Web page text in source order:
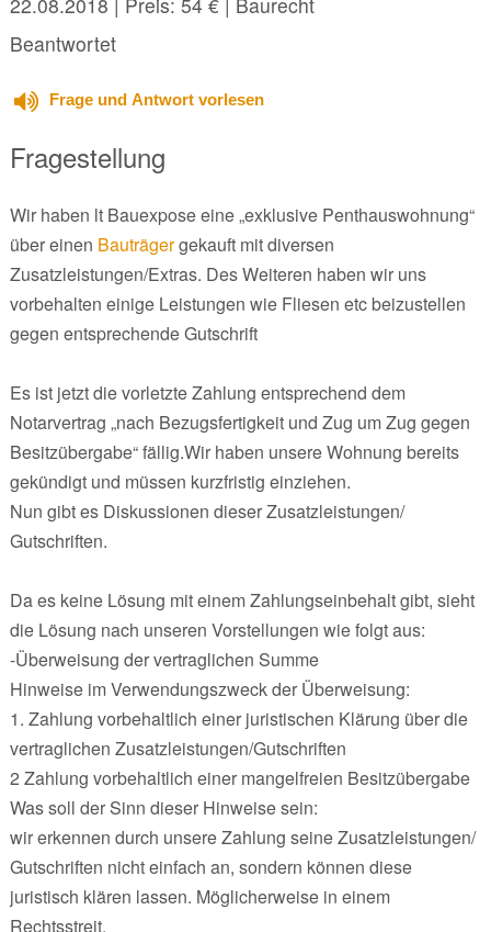
Beantwortet
Frage und Antwort vorlesen
Fragestellung
Wir haben lt Bauexpose eine „exklusive Penthauswohnung“
über einen Bauträgergekauft mit diversen
Zusatzleistungen/Extras. Des Weiteren haben wir uns
vorbehalten einige Leistungen wie Fliesen etc beizustellen
gegen entsprechende Gutschrift
Es ist jetzt die vorletzte Zahlung entsprechend dem
Notarvertrag „nach Bezugsfertigkeit und Zug um Zug gegen
Besitzübergabe“ fällig.Wir haben unsere Wohnung bereits
gekündigt und müssen kurzfristig einziehen.
Nun gibt es Diskussionen dieser Zusatzleistungen/
Gutschriften.
Da es keine Lösung mit einem Zahlungseinbehalt gibt, sieht
die Lösung nach unseren Vorstellungen wie folgt aus:
-Überweisung der vertraglichen Summe
Hinweise im Verwendungszweck der Überweisung:
1. Zahlung vorbehaltlich einer juristischen Klärung über die
vertraglichen Zusatzleistungen/Gutschriften
2 Zahlung vorbehaltlich einer mangelfreien Besitzübergabe
Was soll der Sinn dieser Hinweise sein:
wir erkennen durch unsere Zahlung seine Zusatzleistungen/
Gutschriften nicht einfach an, sondern können diese
juristisch klären lassen. Möglicherweise in einem
Rechtsstreit.